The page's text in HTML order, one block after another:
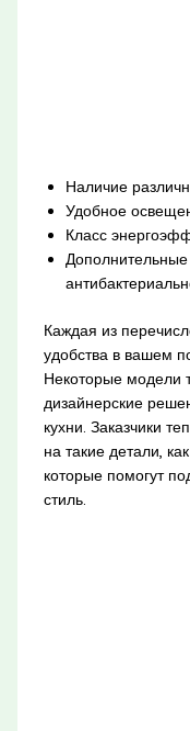
Наличие
Удобное
Класс
Дополнительные
Каждая из
удобства в вашем
Некоторые модели
дизайнерские
кухни. Заказчики
на такие детали,
которые помогут
стиль.